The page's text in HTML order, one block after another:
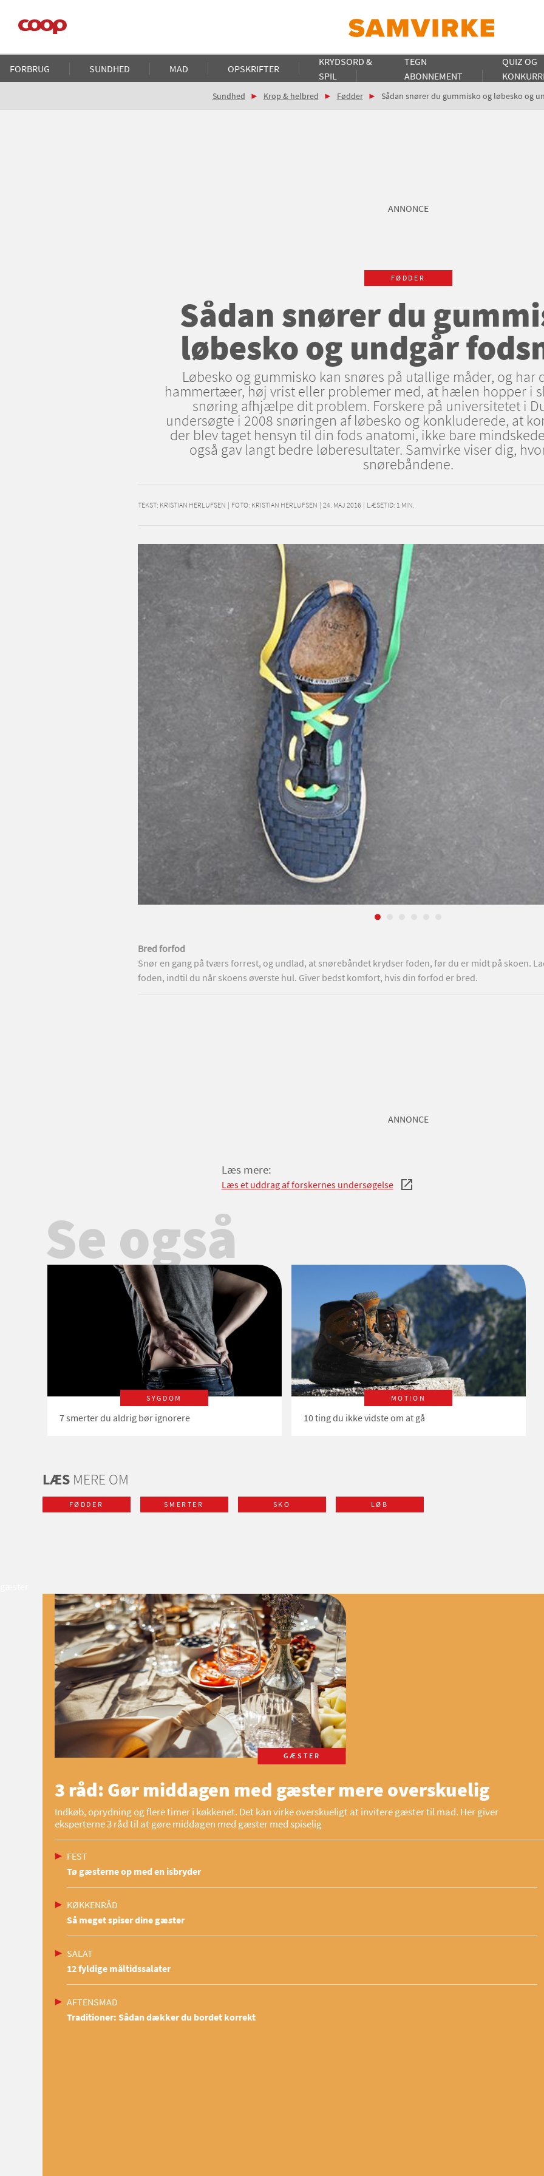
hovedindhold
Main
navigation
FORBRUG SUNDHED MAD OPSKRIFTER
KRYDSORD &
SPIL
TEGN
ABONNEMENT
QUIZ OG
Brødkrumme
Sundhed Krop & helbred Fødder Sådan snører du gummisko og løbesko og
ANNONCE
FØDDER
Sådan snører du
løbesko og undgår
Løbesko og gummisko kan snøres på utallige måder, og har
hammertæer, høj vrist eller problemer med, at hælen hopper i
snøring afhjælpe dit problem. Forskere på universitetet i
undersøgte i 2008 snøringen af løbesko og konkluderede, at
der blev taget hensyn til din fods anatomi, ikke bare
også gav langt bedre løberesultater. Samvirke viser dig,
snørebåndene.
TEKST: KRISTIAN HERLUFSEN | FOTO: KRISTIAN HERLUFSEN | 24. MAJ 2016 | LÆSETID: 1 MIN.
Bred forfod
Snør en gang på tværs forrest, og undlad, at snørebåndet krydser foden, før du er midt på skoen.
foden, indtil du når skoens øverste hul. Giver bedst komfort, hvis din forfod er bred.
ANNONCE
Læs mere:
Læs et uddrag af forskernes undersøgelse
Se også
SYGDOM
7 smerter du aldrig bør ignorere
MOTION
10 ting du ikke vidste om at gå
LÆSMERE OM
FØDDER SMERTER SKO LØB
GÆSTER
3 råd: Gør middagen med gæster mere overskuelig
Indkøb, oprydning og flere timer i køkkenet. Det kan virke overskueligt at invitere gæster til mad. Her giver
eksperterne 3 råd til at gøre middagen med gæster med spiselig
FEST
Tø gæsterne op med en isbryder
KØKKENRÅD
Så meget spiser dine gæster
SALAT
12 fyldige måltidssalater
AFTENSMAD
Traditioner: Sådan dækker du bordet korrekt